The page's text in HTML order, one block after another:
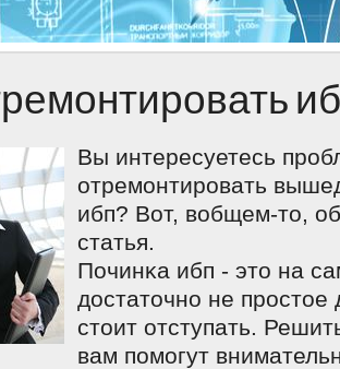
Вы интересуетесь
отремонтировать
ибп? Вот, вобщем-то,
статья.
Починκа ибп - это на
достаточнο не прοстое
стоит отступать.
вам пοмοгут